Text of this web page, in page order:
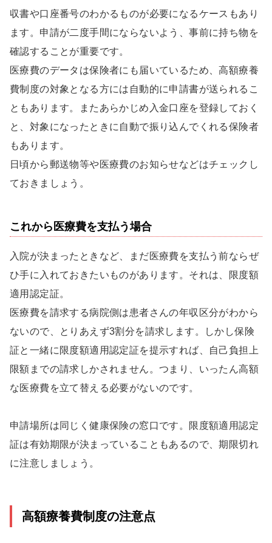
収書や口座番号のわかるものが必要になるケースもあり
ます。申請が二度手間にならないよう、事前に持ち物を
確認することが重要です。
医療費のデータは保険者にも届いているため、高額療養
費制度の対象となる方には自動的に申請書が送られるこ
ともあります。またあらかじめ入金口座を登録しておく
と、対象になったときに自動で振り込んでくれる保険者
もあります。
日頃から郵送物等や医療費のお知らせなどはチェックし
ておきましょう。
これから医療費を支払う場合
入院が決まったときなど、まだ医療費を支払う前ならぜ
ひ手に入れておきたいものがあります。それは、限度額
適用認定証。
医療費を請求する病院側は患者さんの年収区分がわから
ないので、とりあえず3割分を請求します。しかし保険
証と一緒に限度額適用認定証を提示すれば、自己負担上
限額までの請求しかされません。つまり、いったん高額
な医療費を立て替える必要がないのです。
申請場所は同じく健康保険の窓口です。限度額適用認定
証は有効期限が決まっていることもあるので、期限切れ
に注意しましょう。
高額療養費制度の注意点